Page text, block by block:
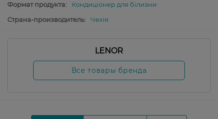
Формат продукта:
Кондиціонер для білизни
Страна-производитель:
Чехія
LENOR
Все товары бренда